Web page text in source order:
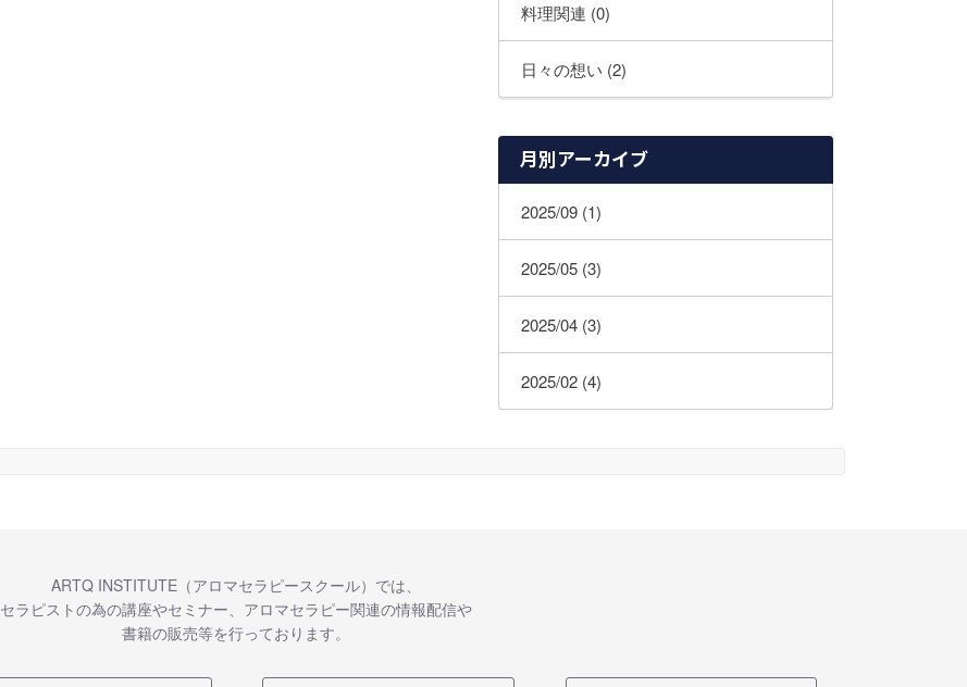
料理関連 (0)
日々の想い (2)
月別アーカイブ
2025/09 (1)
2025/05 (3)
2025/04 (3)
2025/02 (4)
ARTQ INSTITUTE（アロマセラピースクール）では、
セラピストの為の講座やセミナー、アロマセラピー関連の情報配信や
書籍の販売等を行っております。